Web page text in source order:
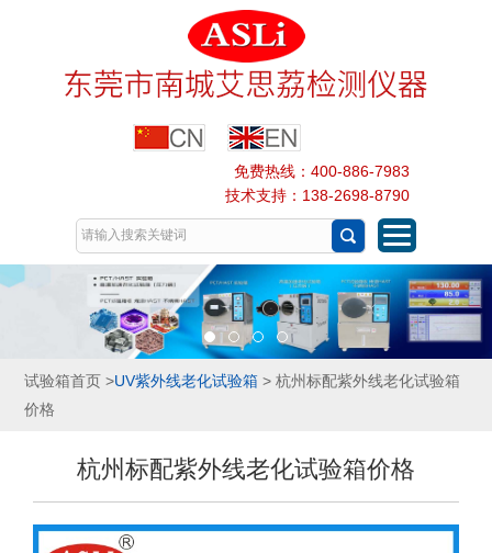
免费热线：400-886-7983
技术支持：138-2698-8790
试验箱首页>UV紫外线老化试验箱> 杭州标配紫外线老化试验箱
价格
杭州标配紫外线老化试验箱价格